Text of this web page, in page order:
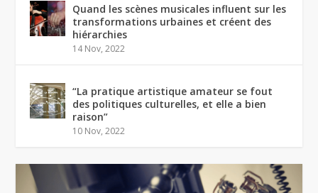
Quand les scènes musicales influent sur les
transformations urbaines et créent des
hiérarchies
14 Nov, 2022
“La pratique artistique amateur se fout
des politiques culturelles, et elle a bien
raison”
10 Nov, 2022